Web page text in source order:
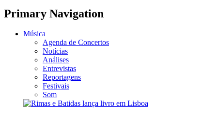
Primary Navigation
Música
Agenda de Concertos
Notícias
Análises
Entrevistas
Reportagens
Festivais
Som